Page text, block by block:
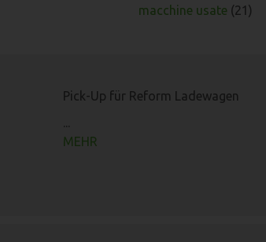
macchine usate (21)
Pick-Up für Reform Ladewagen
...
MEHR